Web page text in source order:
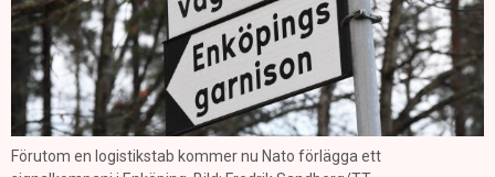
Förutom en logistikstab kommer nu Nato förlägga ett